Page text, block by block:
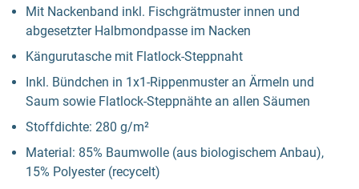
Mit Nackenband inkl. Fischgrätmuster innen und
abgesetzter Halbmondpasse im Nacken
Kängurutasche mit Flatlock-Steppnaht
Inkl. Bündchen in 1x1-Rippenmuster an Ärmeln und
Saum sowie Flatlock-Steppnähte an allen Säumen
Stoffdichte: 280 g/m²
Material: 85% Baumwolle (aus biologischem Anbau),
15% Polyester (recycelt)